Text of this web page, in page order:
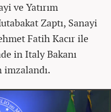
ve Yatırım
Zaptı, Sanayi
Fatih Kacır ile
in Italy Bakanı
imzalandı.